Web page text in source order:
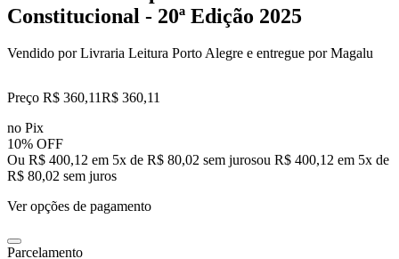
Constitucional - 20ª Edição 2025
Vendido porLivraria Leitura Porto Alegre e entregue por Magalu
Preço R$ 360,11R$ 360,11
no Pix
10% OFF
Ou R$ 400,12 em 5x de R$ 80,02 sem jurosou R$ 400,12 em 5x de
R$ 80,02 sem juros
Ver opções de pagamento
Parcelamento